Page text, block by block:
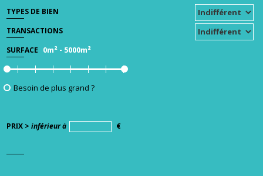
TYPES DE BIEN
TRANSACTIONS
SURFACE 0m² - 5000m²
Besoin de plus grand ?
PRIX > inférieur à €